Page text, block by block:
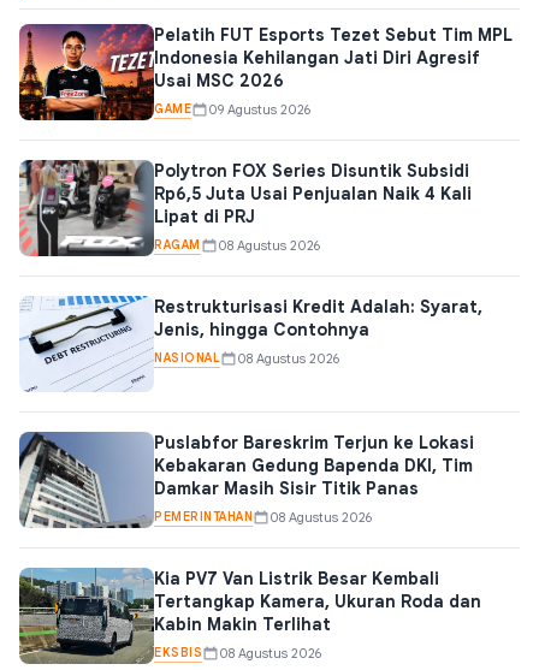
Pelatih FUT Esports Tezet Sebut Tim MPL
Indonesia Kehilangan Jati Diri Agresif
Usai MSC 2026
GAME 09 Agustus 2026
Polytron FOX Series Disuntik Subsidi
Rp6,5 Juta Usai Penjualan Naik 4 Kali
Lipat di PRJ
RAGAM 08 Agustus 2026
Restrukturisasi Kredit Adalah: Syarat,
Jenis, hingga Contohnya
NASIONAL 08 Agustus 2026
Puslabfor Bareskrim Terjun ke Lokasi
Kebakaran Gedung Bapenda DKI, Tim
Damkar Masih Sisir Titik Panas
PEMERINTAHAN 08 Agustus 2026
Kia PV7 Van Listrik Besar Kembali
Tertangkap Kamera, Ukuran Roda dan
Kabin Makin Terlihat
EKSBIS 08 Agustus 2026